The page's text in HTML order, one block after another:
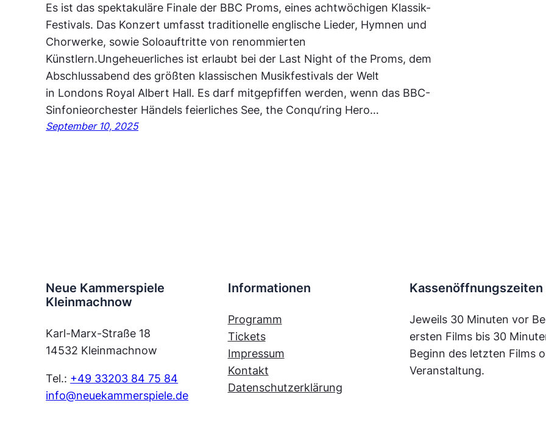
Es ist das spektakuläre Finale der BBC Proms, eines achtwöchigen Klassik-
Festivals. Das Konzert umfasst traditionelle englische Lieder, Hymnen und
Chorwerke, sowie Soloauftritte von renommierten
Künstlern.Ungeheuerliches ist erlaubt bei der Last Night of the Proms, dem
Abschlussabend des größten klassischen Musikfestivals der Welt
in Londons Royal Albert Hall. Es darf mitgepfiffen werden, wenn das BBC-
Sinfonieorchester Händels feierliches See, the Conqu‘ring Hero…
September 10, 2025
Neue Kammerspiele
Kleinmachnow
Karl-Marx-Straße 18
14532 Kleinmachnow
Tel.: +49 33203 84 75 84
info@neuekammerspiele.de
Informationen
Programm
Tickets
Impressum
Kontakt
Datenschutzerklärung
Kassenöffnungszeiten
Jeweils 30 Minuten vor
ersten Films bis 30
Beginn des letzten Films
Veranstaltung.